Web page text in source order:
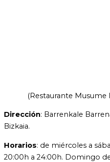
(Restaurante Musume
Dirección: Barrenkale
Bizkaia.
Horarios: de miércoles a
20:00h a 24:00h. Domingo